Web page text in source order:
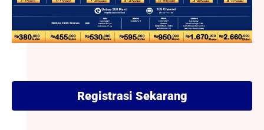
Registrasi Sekarang